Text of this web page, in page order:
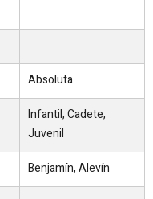
Absoluta
Infantil, Cadete,
Juvenil
Benjamín, Alevín